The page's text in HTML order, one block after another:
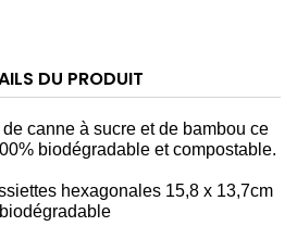
DU PRODUIT
canne à sucre et de bambou ce
biodégradable et compostable.
hexagonales 15,8 x 13,7cm